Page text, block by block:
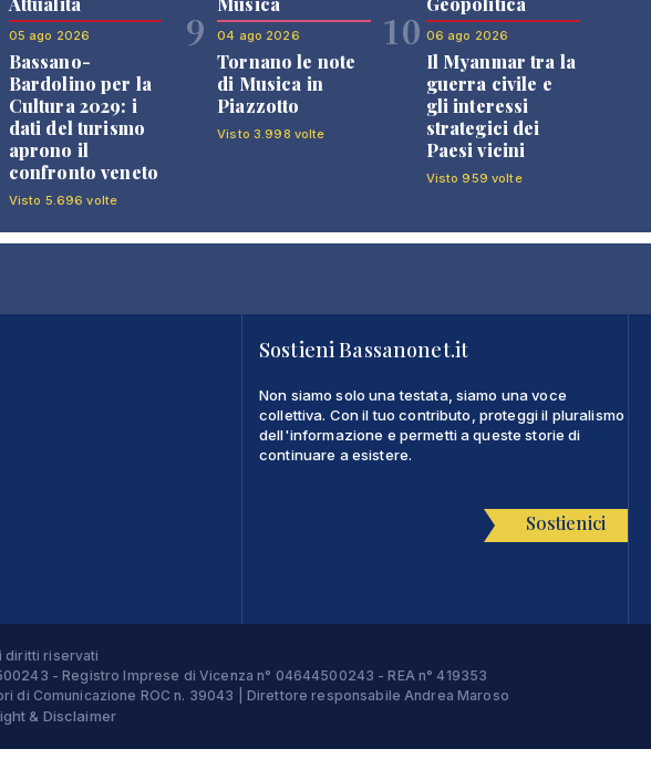
05 ago 2026
Bassano-
Bardolino per la
Cultura 2029: i
dati del turismo
aprono il
confronto veneto
Visto 5.696 volte
9 04 ago 2026
Tornano le note
di Musica in
Piazzotto
Visto 3.998 volte
10 06 ago 2026
Il Myanmar tra la
guerra civile e
gli interessi
strategici dei
Paesi vicini
Visto 959 volte
Sostieni Bassanonet.it
Non siamo solo una testata, siamo una voce
collettiva. Con il tuo contributo, proteggi il pluralismo
dell'informazione e permetti a queste storie di
continuare a esistere.
Sostienici
diritti riservati
- Registro Imprese di Vicenza n° 04644500243 - REA n° 419353
di Comunicazione ROC n. 39043 | Direttore responsabile Andrea Maroso
& Disclaimer